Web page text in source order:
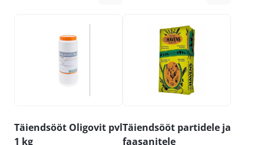
Täiendsööt Oligovit pvl
1 kg
Täiendsööt partidele ja
faasanitele